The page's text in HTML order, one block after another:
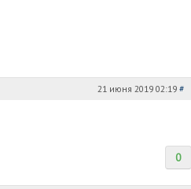
21 июня 2019 02:19 #
0